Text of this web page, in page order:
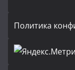
Политика